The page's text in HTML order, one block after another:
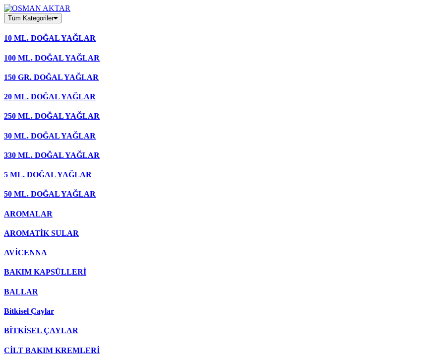
Skip
to
content
Tüm Kategoriler
10 ML. DOĞAL YAĞLAR
100 ML. DOĞAL YAĞLAR
150 GR. DOĞAL YAĞLAR
20 ML. DOĞAL YAĞLAR
250 ML. DOĞAL YAĞLAR
30 ML. DOĞAL YAĞLAR
330 ML. DOĞAL YAĞLAR
5 ML. DOĞAL YAĞLAR
50 ML. DOĞAL YAĞLAR
AROMALAR
AROMATİK SULAR
AVİCENNA
BAKIM KAPSÜLLERİ
BALLAR
Bitkisel Çaylar
BİTKİSEL ÇAYLAR
CİLT BAKIM KREMLERİ